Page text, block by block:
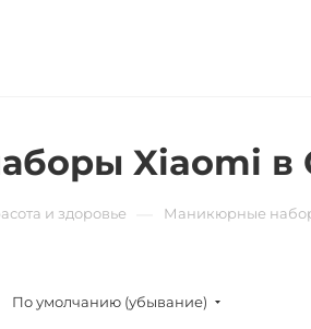
Xiaomi в
и здоровье Маникюрные
По умолчанию (убывание)